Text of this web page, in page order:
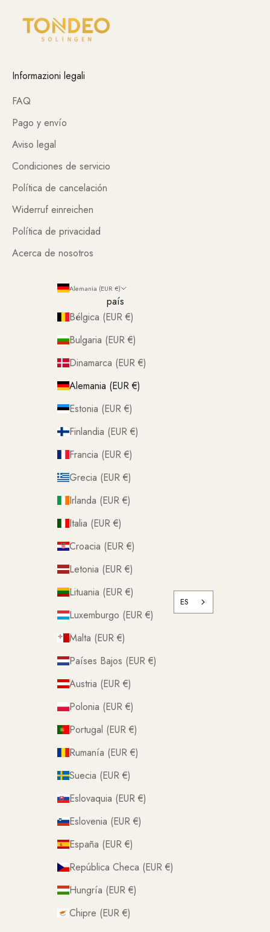
Informazioni legali
FAQ
Pago y envío
Aviso legal
Condiciones de servicio
Política de cancelación
Widerruf einreichen
Política de privacidad
Acerca de nosotros
Alemania (EUR €)
país
Bélgica (EUR €)
Bulgaria (EUR €)
Dinamarca (EUR €)
Alemania (EUR €)
Estonia (EUR €)
Finlandia (EUR €)
Francia (EUR €)
Grecia (EUR €)
Irlanda (EUR €)
Italia (EUR €)
Croacia (EUR €)
Letonia (EUR €)
Lituania (EUR €)
Luxemburgo (EUR €)
Malta (EUR €)
Países Bajos (EUR €)
Austria (EUR €)
Polonia (EUR €)
Portugal (EUR €)
Rumanía (EUR €)
Suecia (EUR €)
Eslovaquia (EUR €)
Eslovenia (EUR €)
España (EUR €)
República Checa (EUR €)
Hungría (EUR €)
Chipre (EUR €)
ES